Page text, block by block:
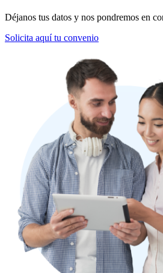
Déjanos tus datos y nos pondremos en
Solicita aquí tu convenio